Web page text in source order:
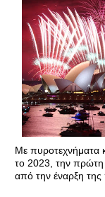
Με πυροτεχνήματα
το 2023, την πρώτη
από την έναρξη της